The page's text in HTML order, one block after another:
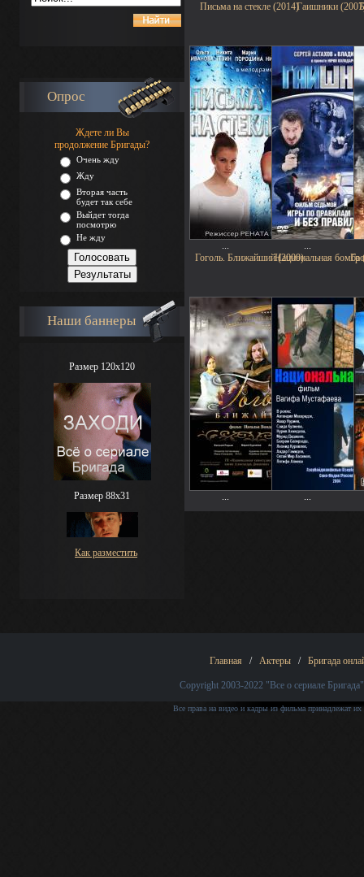
Опрос
Ждете ли Вы
продолжение Бригады?
Очень жду
Жду
Вторая часть
будет так себе
Выйдет тогда
посмотрю
Не жду
Наши баннеры
Размер 120x120
Размер 88х31
Как разместить
Письма на стекле (2014)
...
Гаишники
...
Гоголь. Ближайший (2009)
...
Национальная бомба
...
Главная / Актеры / Бригада
Copyright 2003-2022 "Все о сериале Бригада"
Все права на видео и кадры из фильма принадлежат